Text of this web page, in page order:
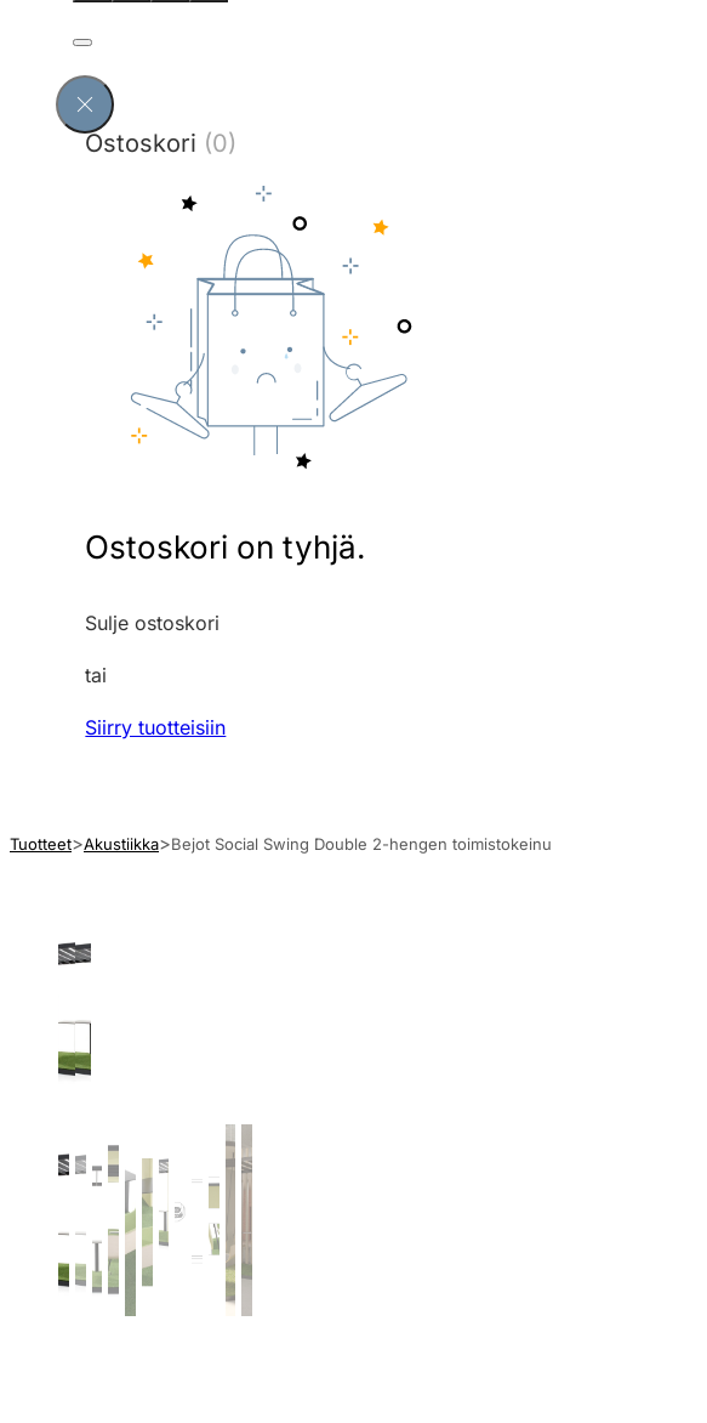
Ostoskori (0)
Ostoskori on tyhjä.
Sulje ostoskori
tai
Siirry tuotteisiin
Tuotteet Akustiikka Bejot Social Swing Double 2-hengen toimistokeinu